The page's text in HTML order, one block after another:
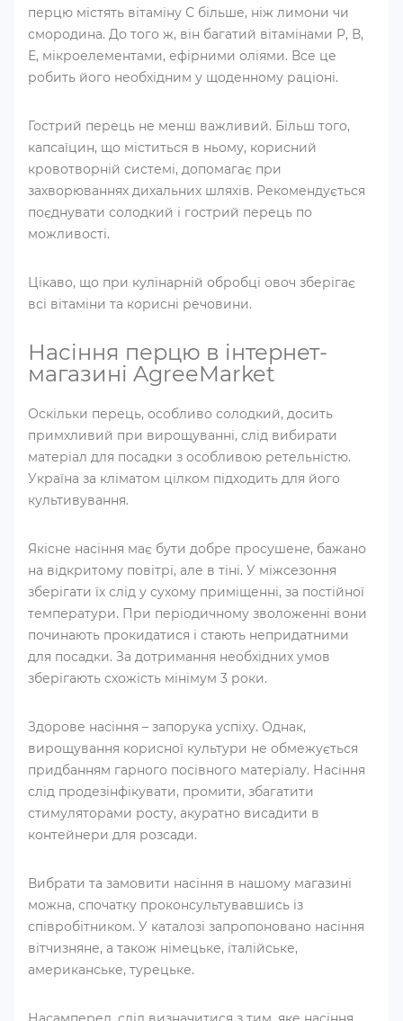
перцю містять вітаміну С більше, ніж лимони чи
смородина. До того ж, він багатий вітамінами Р, В,
Е, мікроелементами, ефірними оліями. Все це
робить його необхідним у щоденному раціоні.
Гострий перець не менш важливий. Більш того,
капсаїцин, що міститься в ньому, корисний
кровотворній системі, допомагає при
захворюваннях дихальних шляхів. Рекомендується
поєднувати солодкий і гострий перець по
можливості.
Цікаво, що при кулінарній обробці овоч зберігає
всі вітаміни та корисні речовини.
Насіння перцю в інтернет-
магазині AgreeMarket
Оскільки перець, особливо солодкий, досить
примхливий при вирощуванні, слід вибирати
матеріал для посадки з особливою ретельністю.
Україна за кліматом цілком підходить для його
культивування.
Якісне насіння має бути добре просушене, бажано
на відкритому повітрі, але в тіні. У міжсезоння
зберігати їх слід у сухому приміщенні, за постійної
температури. При періодичному зволоженні вони
починають прокидатися і стають непридатними
для посадки. За дотримання необхідних умов
зберігають схожість мінімум 3 роки.
Здорове насіння – запорука успіху. Однак,
вирощування корисної культури не обмежується
придбанням гарного посівного матеріалу. Насіння
слід продезінфікувати, промити, збагатити
стимуляторами росту, акуратно висадити в
контейнери для розсади.
Вибрати та замовити насіння в нашому магазині
можна, спочатку проконсультувавшись із
співробітником. У каталозі запропоновано насіння
вітчизняне, а також німецьке, італійське,
американське, турецьке.